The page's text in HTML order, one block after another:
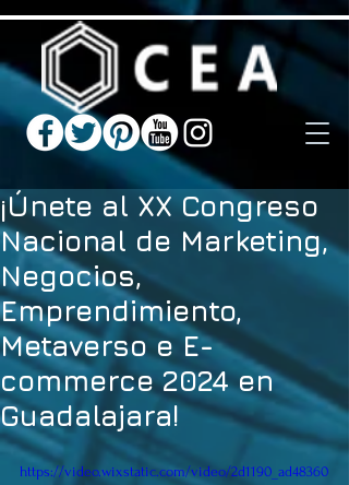
¡Únete al XX Congreso
Nacional de Marketing,
Negocios,
Emprendimiento,
Metaverso e E-
commerce 2024 en
Guadalajara!
https://video.wixstatic.com/video/2d1190_ad48360